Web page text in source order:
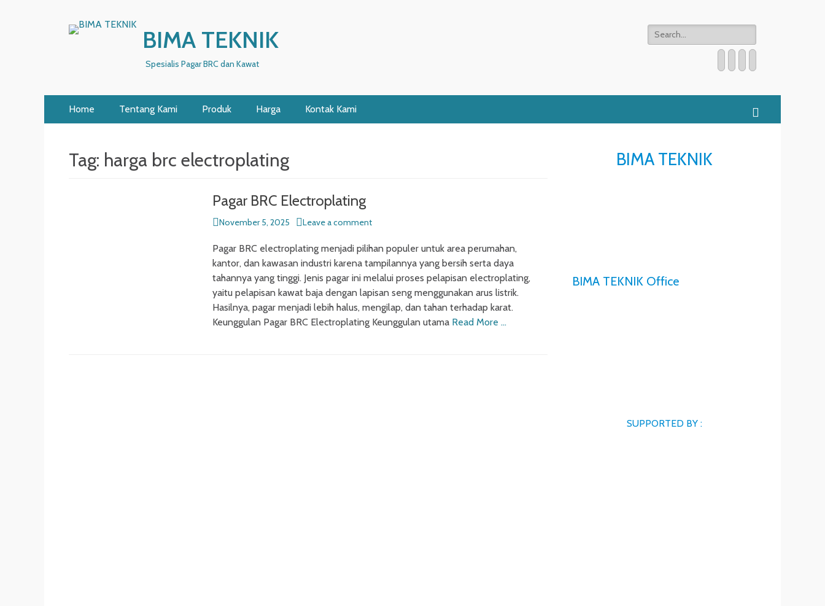
BIMA TEKNIK
Spesialis Pagar BRC dan Kawat
Search
for:
Primary
Menu
Home Tentang Kami Produk Harga Kontak Kami
Tag: harga brc electroplating
Pagar BRC Electroplating
Posted
November 5, 2025 Leave a comment
Pagar BRC electroplating menjadi pilihan populer untuk area perumahan,
kantor, dan kawasan industri karena tampilannya yang bersih serta daya
tahannya yang tinggi. Jenis pagar ini melalui proses pelapisan electroplating,
yaitu pelapisan kawat baja dengan lapisan seng menggunakan arus listrik.
Hasilnya, pagar menjadi lebih halus, mengilap, dan tahan terhadap karat.
Keunggulan Pagar BRC Electroplating Keunggulan utama Read More …
BIMA TEKNIK
BIMA TEKNIK Office
SUPPORTED BY :